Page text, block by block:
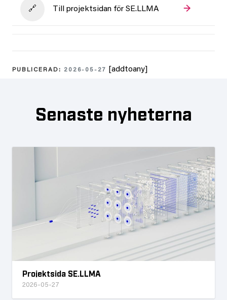
Till projektsidan för SE.LLMA
PUBLICERAD: 2026-05-27 [addtoany]
Senaste nyheterna
Projektsida SE.LLMA
2026-05-27